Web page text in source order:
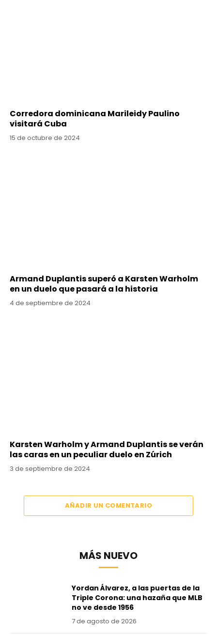
Corredora dominicana Marileidy Paulino
visitará Cuba
15 de octubre de 2024
Armand Duplantis superó a Karsten Warholm
en un duelo que pasará a la historia
4 de septiembre de 2024
Karsten Warholm y Armand Duplantis se verán
las caras en un peculiar duelo en Zúrich
3 de septiembre de 2024
AÑADIR UN COMENTARIO
MÁS NUEVO
Yordan Álvarez, a las puertas de la
Triple Corona: una hazaña que MLB
no ve desde 1956
7 de agosto de 2026